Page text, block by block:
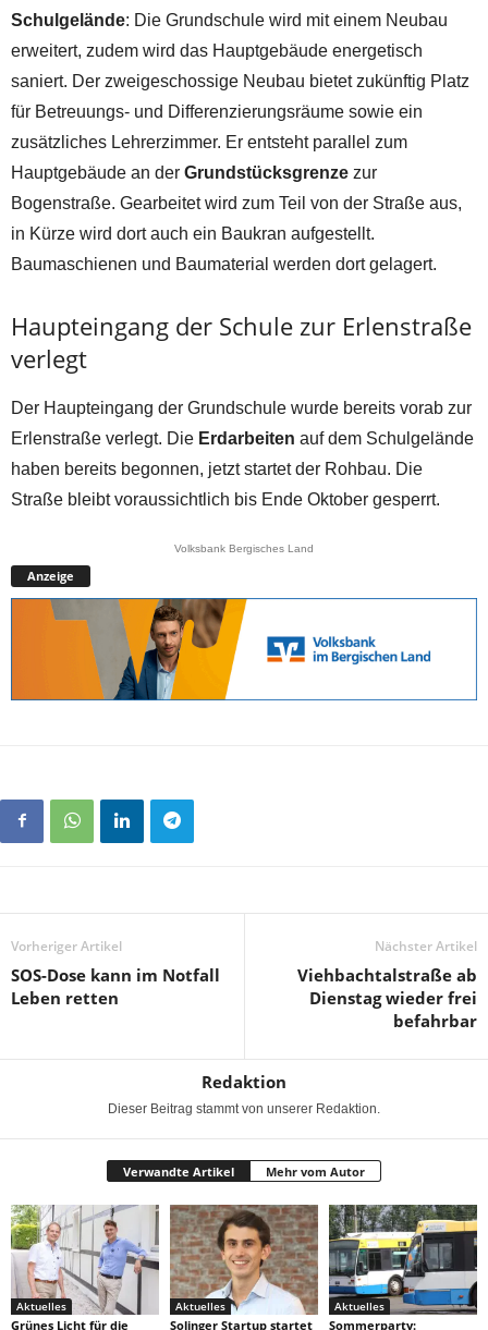
Schulgelände: Die Grundschule wird mit einem Neubau
erweitert, zudem wird das Hauptgebäude energetisch
saniert. Der zweigeschossige Neubau bietet zukünftig Platz
für Betreuungs- und Differenzierungsräume sowie ein
zusätzliches Lehrerzimmer. Er entsteht parallel zum
Hauptgebäude an der Grundstücksgrenze zur
Bogenstraße. Gearbeitet wird zum Teil von der Straße aus,
in Kürze wird dort auch ein Baukran aufgestellt.
Baumaschienen und Baumaterial werden dort gelagert.
Haupteingang der Schule zur Erlenstraße
verlegt
Der Haupteingang der Grundschule wurde bereits vorab zur
Erlenstraße verlegt. Die Erdarbeiten auf dem Schulgelände
haben bereits begonnen, jetzt startet der Rohbau. Die
Straße bleibt voraussichtlich bis Ende Oktober gesperrt.
Volksbank Bergisches Land
Anzeige
Vorheriger Artikel
SOS-Dose kann im Notfall
Leben retten
Nächster Artikel
Viehbachtalstraße ab
Dienstag wieder frei
befahrbar
Redaktion
Dieser Beitrag stammt von unserer Redaktion.
Verwandte Artikel Mehr vom Autor
Aktuelles
Grünes Licht für die
Aktuelles
Solinger Startup startet
Aktuelles
Sommerparty: